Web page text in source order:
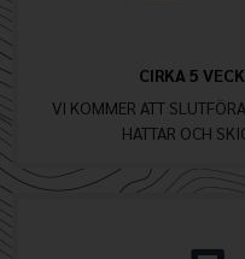
CIRKA 5
VI KOMMER ATT
HATTAR OCH